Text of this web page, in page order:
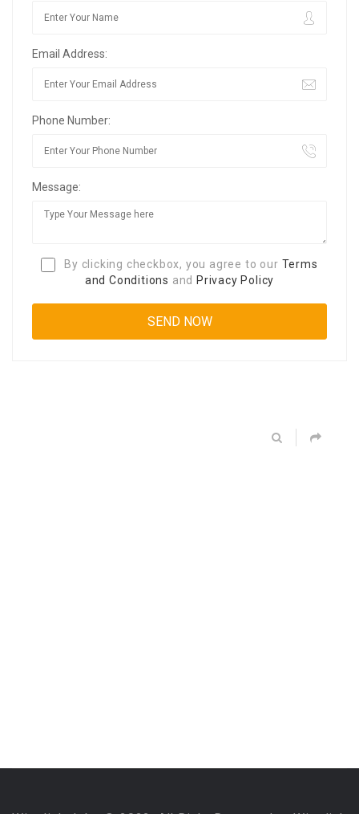
Email Address:
Phone Number:
Message:
By clicking checkbox, you agree to our Terms
and Conditions and Privacy Policy